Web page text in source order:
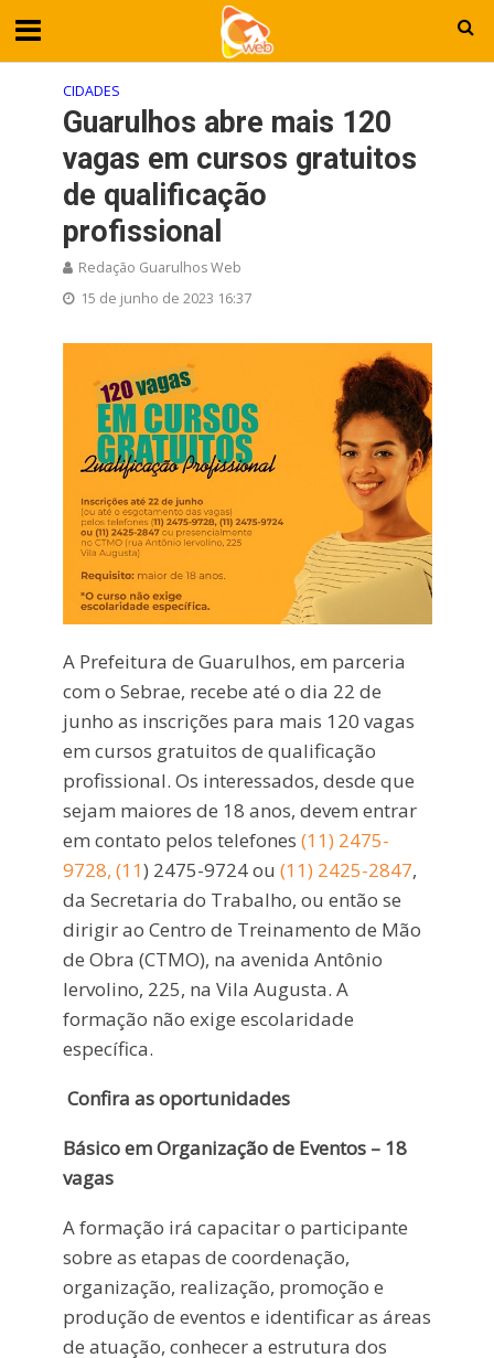
CIDADES
Guarulhos abre mais 120
vagas em cursos gratuitos
de qualificação
profissional
Redação Guarulhos Web
15 de junho de 2023 16:37
A Prefeitura de Guarulhos, em parceria
com o Sebrae, recebe até o dia 22 de
junho as inscrições para mais 120 vagas
em cursos gratuitos de qualificação
profissional. Os interessados, desde que
sejam maiores de 18 anos, devem entrar
em contato pelos telefones (11) 2475-
9728, (11) 2475-9724 ou (11) 2425-2847,
da Secretaria do Trabalho, ou então se
dirigir ao Centro de Treinamento de Mão
de Obra (CTMO), na avenida Antônio
Iervolino, 225, na Vila Augusta. A
formação não exige escolaridade
específica.
Confira as oportunidades
Básico em Organização de Eventos – 18
vagas
A formação irá capacitar o participante
sobre as etapas de coordenação,
organização, realização, promoção e
produção de eventos e identificar as áreas
de atuação, conhecer a estrutura dos